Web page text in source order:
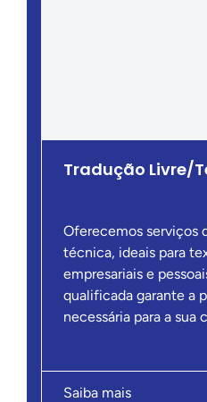
Tradução Livre/
Oferecemos serviços
técnica, ideais para
empresariais e
qualificada garante a
necessária para a sua
Saiba mais